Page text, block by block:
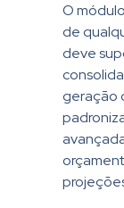
O
de
deve
geração